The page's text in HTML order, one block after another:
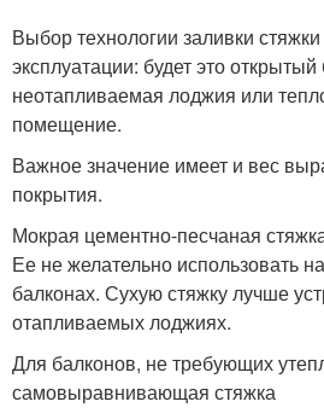
Выбор технологии заливки
эксплуатации: будет это
неотапливаемая лоджия или
помещение.
Важное значение имеет и вес
покрытия.
Мокрая цементно-песчаная
Ее не желательно использовать
балконах. Сухую стяжку лучше
отапливаемых лоджиях.
Для балконов, не требующих
самовыравнивающая стяжка